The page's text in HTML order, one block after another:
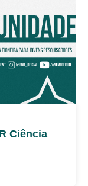
Ciência